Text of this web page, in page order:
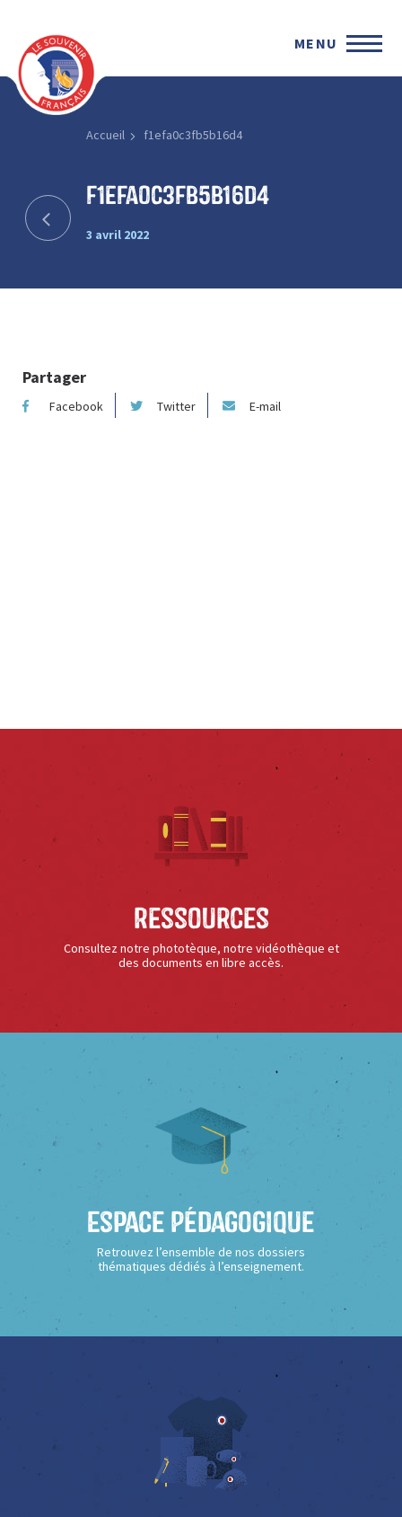
MENU
Accueil f1efa0c3fb5b16d4
f1efa0c3fb5b16d4
3 avril 2022
Partager
Facebook Twitter E-mail
Ressources
Consultez notre phototèque, notre vidéothèque et
des documents en libre accès.
Espace Pédagogique
Retrouvez l’ensemble de nos dossiers
thématiques dédiés à l’enseignement.